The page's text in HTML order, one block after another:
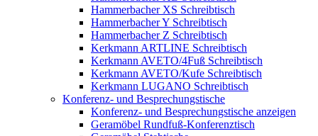
Hammerbacher XS Schreibtisch
Hammerbacher Y Schreibtisch
Hammerbacher Z Schreibtisch
Kerkmann ARTLINE Schreibtisch
Kerkmann AVETO/4Fuß Schreibtisch
Kerkmann AVETO/Kufe Schreibtisch
Kerkmann LUGANO Schreibtisch
Konferenz- und Besprechungstische
Konferenz- und Besprechungstische anzeigen
Geramöbel Rundfuß-Konferenztisch